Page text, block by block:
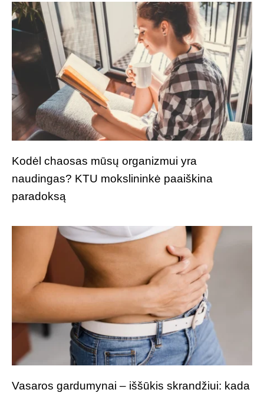
Kodėl chaosas mūsų organizmui yra
naudingas? KTU mokslininkė paaiškina
paradoksą
Vasaros gardumynai – iššūkis skrandžiui: kada